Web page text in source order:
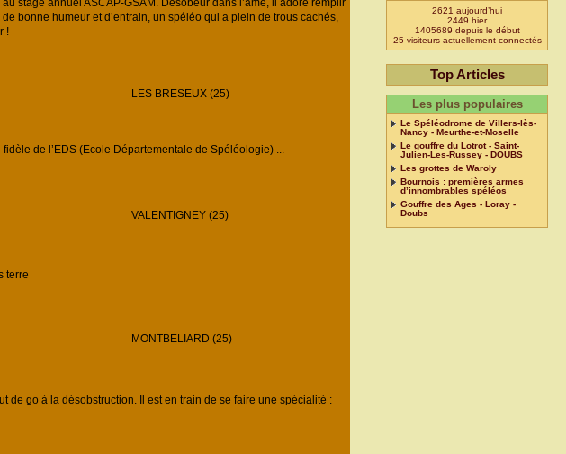
stage annuel ASCAP-GSAM. Désobeur dans l’âme, il adore remplir
bonne humeur et d’entrain, un spéléo qui a plein de trous cachés,
!
LES BRESEUX (25)
de l’EDS (Ecole Départementale de Spéléologie) ...
VALENTIGNEY (25)
terre
MONTBELIARD (25)
de go à la désobstruction. Il est en train de se faire une spécialité :
2621 aujourd’hui
2449 hier
1405689 depuis le début
25 visiteurs actuellement connectés
Top Articles
Les plus populaires
Le Spéléodrome de Villers-lès-
Nancy - Meurthe-et-Moselle
Le gouffre du Lotrot - Saint-
Julien-Les-Russey - DOUBS
Les grottes de Waroly
Bournois : premières armes
d’innombrables spéléos
Gouffre des Ages - Loray -
Doubs